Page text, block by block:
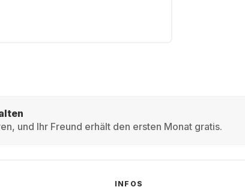
und Ihr Freund erhält den ersten Monat gratis.
INFOS